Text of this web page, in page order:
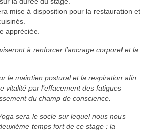
confidentialité du site
mise à disposition pour la restauration et
appréciée.
à renforcer l’ancrage corporel et la
le maintien postural et la respiration afin
vitalité par l’effacement des fatigues
du champ de conscience.
sera le socle sur lequel nous nous
temps fort de ce stage : la